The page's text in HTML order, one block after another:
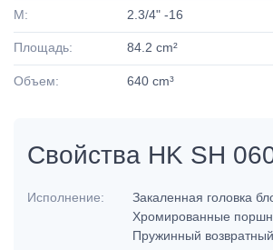
M: 2.3/4" -16
Площадь: 84.2 cm²
Объем: 640 cm³
Свойства HK SH
Исполнение:
Закаленная головка
Хромированные
Пружинный